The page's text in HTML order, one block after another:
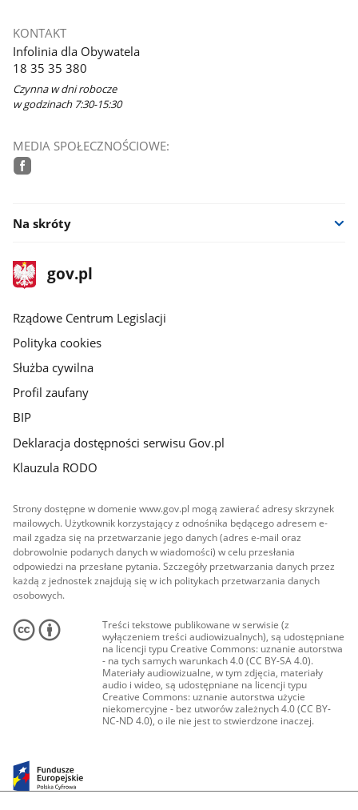
KONTAKT
Infolinia dla Obywatela
18 35 35 380
Czynna w dni robocze
w godzinach 7:30-15:30
MEDIA SPOŁECZNOŚCIOWE:
Na skróty
stopka
gov.plStrona
gov.pl
Rządowe Centrum Legislacji
Polityka cookies
Służba cywilna
Profil zaufany
BIP
Deklaracja dostępności serwisu Gov.pl
Klauzula RODO
Strony dostępne w domenie www.gov.pl mogą zawierać adresy skrzynek
mailowych. Użytkownik korzystający z odnośnika będącego adresem e-
mail zgadza się na przetwarzanie jego danych (adres e-mail oraz
dobrowolnie podanych danych w wiadomości) w celu przesłania
odpowiedzi na przesłane pytania. Szczegóły przetwarzania danych przez
każdą z jednostek znajdują się w ich politykach przetwarzania danych
osobowych.
Treści tekstowe publikowane w serwisie (z
wyłączeniem treści audiowizualnych), są udostępniane
na licencji typu Creative Commons: uznanie autorstwa
- na tych samych warunkach 4.0 (CC BY-SA 4.0).
Materiały audiowizualne, w tym zdjęcia, materiały
audio i wideo, są udostępniane na licencji typu
Creative Commons: uznanie autorstwa użycie
niekomercyjne - bez utworów zależnych 4.0 (CC BY-
NC-ND 4.0), o ile nie jest to stwierdzone inaczej.